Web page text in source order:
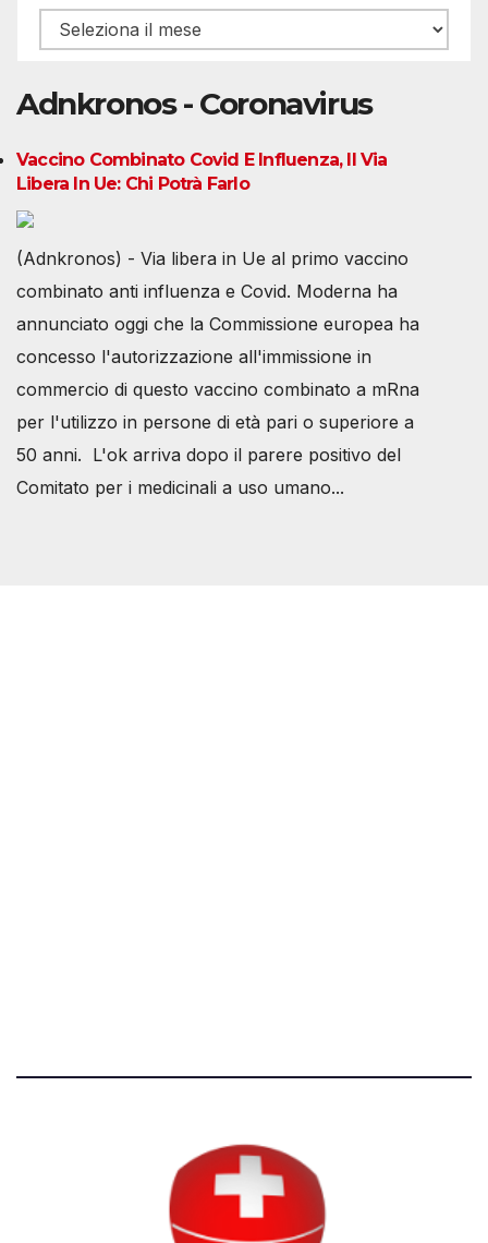
Archivio
Adnkronos - Coronavirus
Vaccino Combinato Covid E Influenza, Il Via
Libera In Ue: Chi Potrà Farlo
(Adnkronos) - Via libera in Ue al primo vaccino
combinato anti influenza e Covid. Moderna ha
annunciato oggi che la Commissione europea ha
concesso l'autorizzazione all'immissione in
commercio di questo vaccino combinato a mRna
per l'utilizzo in persone di età pari o superiore a
50 anni. L'ok arriva dopo il parere positivo del
Comitato per i medicinali a uso umano...